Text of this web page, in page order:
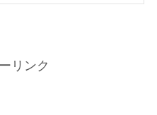
リンク